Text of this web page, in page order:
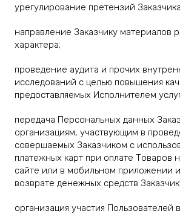
урегулирование претензий
направление Заказчику материалов
характера;
проведение аудита и прочих
исследований с целью повышения
предоставляемых Исполнителем
передача Персональных данных
организациям, участвующим в
совершаемых Заказчиком с
платежных карт при оплате Товаров
сайте или в мобильном приложении
возврате денежных средств
организация участия Пользователей